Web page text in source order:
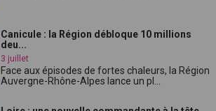
Canicule : la Région débloque 10 millions
deu...
3 juillet
Face aux épisodes de fortes chaleurs, la Région
Auvergne-Rhône-Alpes lance un pl...